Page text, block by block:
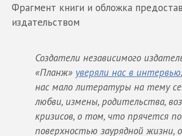
Фрагмент книги и обложка
издательством
Создатели независимого
«Планж» уверяли нас в интервью
нас мало литературы на тему
любви, измены, родительства,
кризисов, о том, что прячется
поверхностью заурядной жизни,